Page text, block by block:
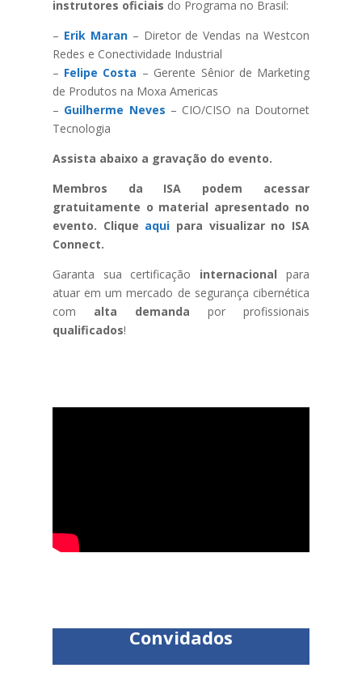
instrutores oficiais do Programa no Brasil:
– Erik Maran– Diretor de Vendas na Westcon
Redes e Conectividade Industrial
– Felipe Costa – Gerente Sênior de Marketing
de Produtos na Moxa Americas
– Guilherme Neves – CIO/CISO na Doutornet
Tecnologia
Assista abaixo a gravação do evento.
Membros da ISA podem acessar
gratuitamente o material apresentado no
evento. Clique aqui para visualizar no ISA
Connect.
Garanta sua certificação internacional para
atuar em um mercado de segurança cibernética
com alta demanda por profissionais
qualificados!
Convidados